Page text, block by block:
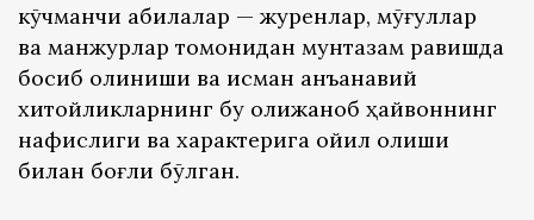
кўчманчи қабилалар — журенлар, мўғуллар
ва манжурлар томонидан мунтазам равишда
босиб олиниши ва қисман анъанавий
хитойликларнинг бу олижаноб ҳайвоннинг
нафислиги ва характерига қойил қолиши
билан боғлиқ бўлган.